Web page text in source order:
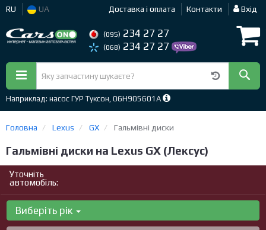
RU UA Доставка і оплата Контакти Вхід
(095) 234 27 27
(068) 234 27 27
Наприклад: насос ГУР Туксон, 06H905601A
Головна Lexus GX Гальмівні диски
Гальмівні диски на Lexus GX (Лексус)
Уточніть
автомобіль:
Виберіть рік